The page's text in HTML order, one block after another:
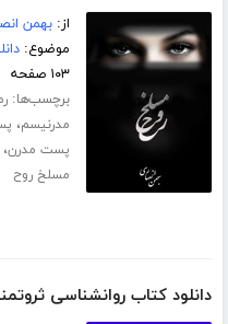
از:بهمن
موضوع:
۱۰۳ صفحه
برچسب‌ها:
مدرنیسم،
پست مدرن
مسلخ روح
دانلود کتاب روانشناسی